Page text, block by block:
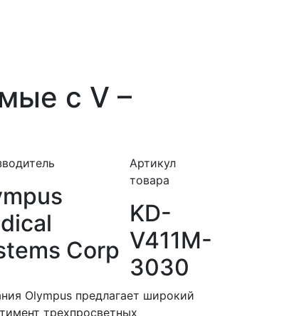
с V –
Corp
Артикул
товара
KD-
V411M-
3030
Olympus предлагает широкий
трехпросветных